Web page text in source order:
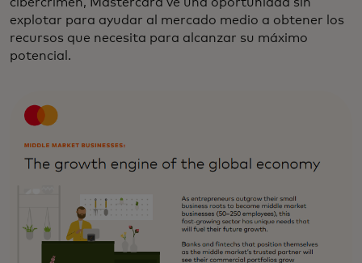
explotar para ayudar al mercado medio a obtener los
recursos que necesita para alcanzar su máximo
potencial.